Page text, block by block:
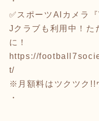
✅スポーツAIカメラ
Jクラブも利用中！た
に！
https://
t/
※月額料はツクツク!!
・